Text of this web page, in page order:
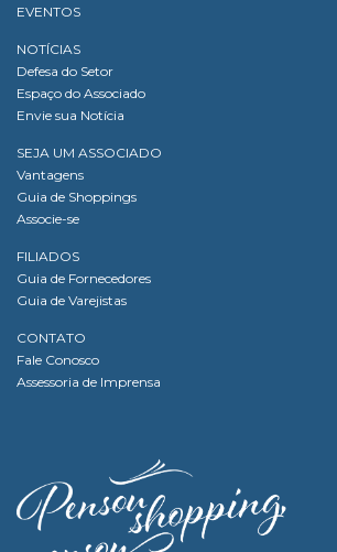
EVENTOS
NOTÍCIAS
Defesa do Setor
Espaço do Associado
Envie sua Notícia
SEJA UM ASSOCIADO
Vantagens
Guia de Shoppings
Associe-se
FILIADOS
Guia de Fornecedores
Guia de Varejistas
CONTATO
Fale Conosco
Assessoria de Imprensa